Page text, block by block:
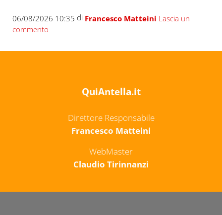
06/08/2026 10:35 di Francesco Matteini Lascia un
commento
QuiAntella.it
Direttore Responsabile
Francesco Matteini
WebMaster
Claudio Tirinnanzi